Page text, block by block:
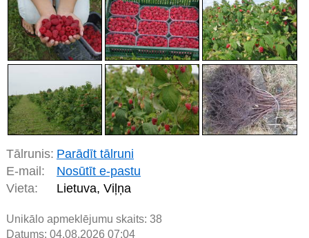
Tālrunis: Parādīt tālruni
E-mail:
Nosūtīt e-pastu
Vieta:
Lietuva, Viļņa
Unikālo apmeklējumu skaits: 38
Datums: 04.08.2026 07:04